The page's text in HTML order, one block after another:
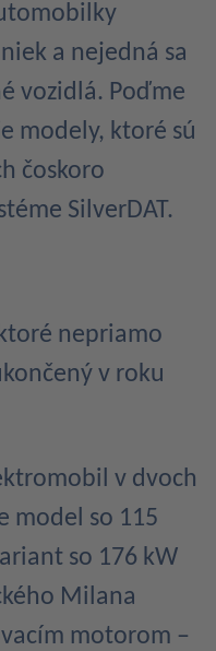
a nejedná sa
vozidlá. Poďme
modely, ktoré sú
čoskoro
SilverDAT.
nepriamo
v roku
v dvoch
model so 115
so 176 kW
Milana
motorom –